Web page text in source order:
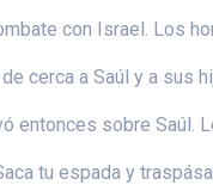
con Israel. Los
cerca a Saúl y a sus
entonces sobre Saúl.
tu espada y